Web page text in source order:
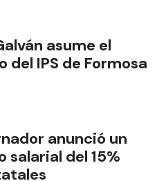
asume el
del IPS de Formosa
anunció un
salarial del 15%